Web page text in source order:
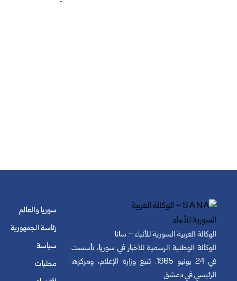
الوكالة العربية السورية للأنباء – سانا
الوكالة الوطنية الرسمية للأخبار في سوريا، تأسست
في 24 يونيو 1965. تتبع وزارة الإعلام، ومركزها
الرئيسي في دمشق.
سوريا والعالم
رئاسة الجمهورية
سياسة
محليات